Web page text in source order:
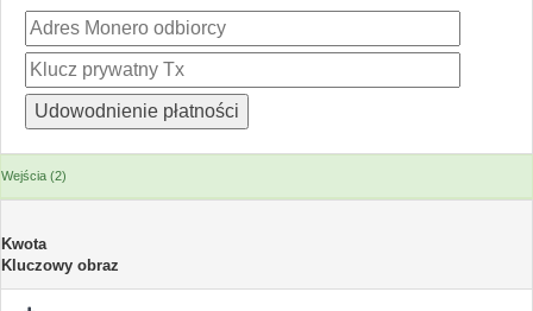
Wejścia (2)
Kwota
Kluczowy obraz